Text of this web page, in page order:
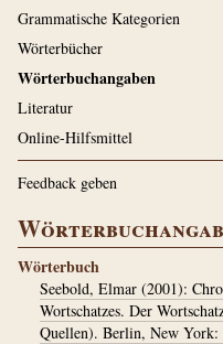
Grammatische Kategorien
Wörterbücher
Wörterbuchangaben
Literatur
Online-Hilfsmittel
Feedback geben
Wörterbuch
Seebold, Elmar (2001):
Wortschatzes. Der
Quellen). Berlin, New York: